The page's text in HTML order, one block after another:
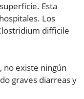
Esta
Los
difficile
no existe ningún
graves diarreas y